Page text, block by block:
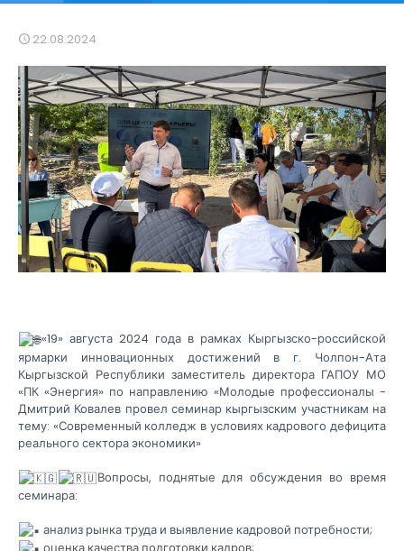
22.08.2024
«19» августа 2024 года в рамках Кыргызско-российской
ярмарки инновационных достижений в г. Чолпон-Ата
Кыргызской Республики заместитель директора ГАПОУ МО
«ПК «Энергия» по направлению «Молодые профессионалы -
Дмитрий Ковалев провел семинар кыргызским участникам на
тему: «Современный колледж в условиях кадрового дефицита
реального сектора экономики»
Вопросы, поднятые для обсуждения во время
семинара:
анализ рынка труда и выявление кадровой потребности;